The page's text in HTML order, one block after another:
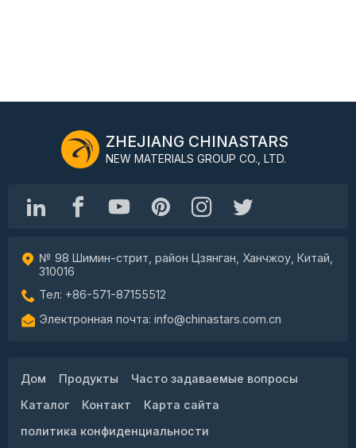
ZHEJIANG CHINASTARS
NEW MATERIALS GROUP CO., LTD.
№ 98 Шимин-стрит, район Цзянган, Ханчжоу, Китай,
310016
Тел: +86-571-87155512
Электронная почта: info@chinastars.com.cn
Дом Продукты
Часто задаваемые вопросы
Каталог
Контакт
Карта сайта
политика конфиденциальности